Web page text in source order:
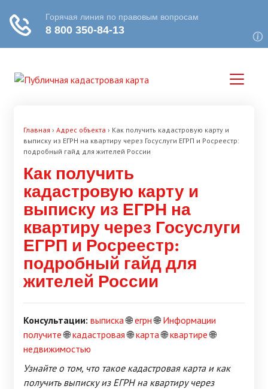
Главная › Адрес объекта › Как получить кадастровую карту и
выписку из ЕГРН на квартиру через Госуслуги ЕГРП и Росреестр:
подробный гайд для жителей России
Как получить
кадастровую карту и
выписку из ЕГРН на
квартиру через Госуслуги
ЕГРП и Росреестр:
подробный гайд для
жителей России
Консультации: выписка🌐егрн🌐Информации
получите🌐кадастровая🌐карта🌐квартире🌐
недвижимостью
Узнайте о том, что такое кадастровая карта и как
получить выписку из ЕГРН на квартиру через